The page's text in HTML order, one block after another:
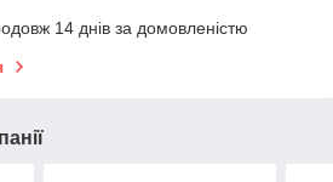
14 днів за домовленістю